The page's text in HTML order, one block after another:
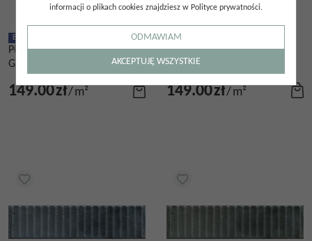
BESTSELLER
PŁYTKA ŚCIENNA MUSSA
GREEN BRILLO 7,5X30
149.00zł/m²
BESTSELLER
PŁYTKA ŚCIENNA MUSSA
IVORY BRILLO 7,5X30
149.00zł/m²
informacji o plikach cookies znajdziesz w Polityce prywatności.
ODMAWIAM
AKCEPTUJĘ WSZYSTKIE